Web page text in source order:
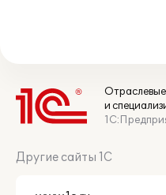
Отраслевые
и
Другие сайты 1С